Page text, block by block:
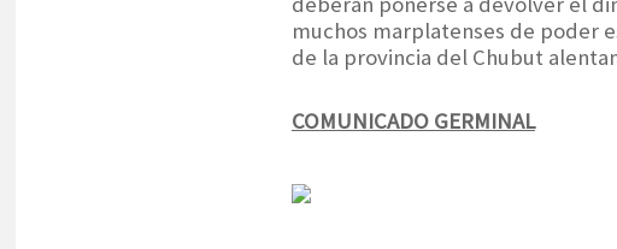
muchos marplatenses de poder
de la provincia del Chubut
COMUNICADO GERMINAL